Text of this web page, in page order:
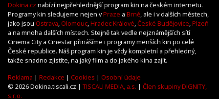
Dokina.cz nabízí nejpřehlednější program kin na českém internetu.
Programy kin sledujeme nejen vPraze a Brně, ale i v dalších městech,
jako jsou Ostrava, Olomouc,Hradec Králové,České Budějovice,Plzeň
a na mnoha dalších místech. Stejně tak vedle nejznámějších sítí
Cinema City a Cinestar přinášíme i programy menších kin po celé
České republice. Náš program kin je vždy kompletní a přehledný,
takže snadno zjistíte, na jaký film a do jakého kina zajít.
Reklama | Redakce | Cookies | Osobní údaje
© 2026 Dokina.tiscali.cz | TISCALI MEDIA, a.s. | Člen skupiny DIGNITY,
s.r.o.